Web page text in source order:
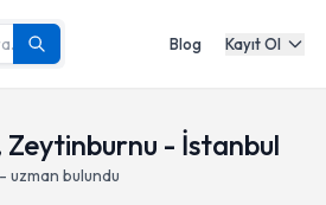
Blog Kayıt Ol
Zeytinburnu - İstanbul
bulundu